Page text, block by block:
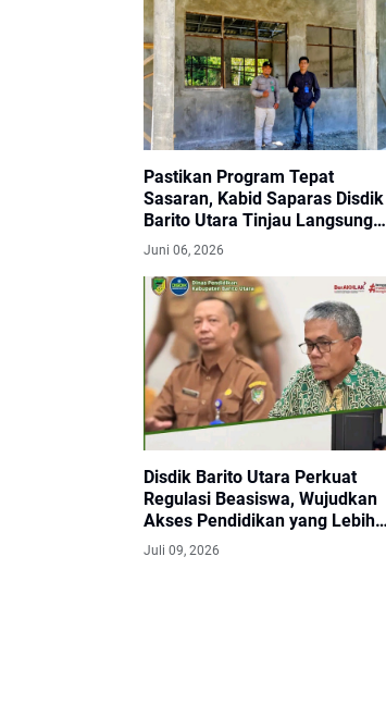
Pastikan Program Tepat
Sasaran, Kabid Saparas Disdik
Barito Utara Tinjau Langsung
Sarana Prasarana Sekolah di
Kec.Lahei.
Juni 06, 2026
Disdik Barito Utara Perkuat
Regulasi Beasiswa, Wujudkan
Akses Pendidikan yang Lebih
Berkeadilan
Juli 09, 2026